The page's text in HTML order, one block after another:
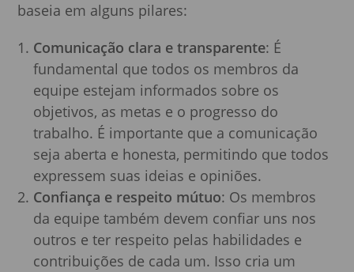
baseia em alguns pilares:
Comunicação clara e transparente: É
fundamental que todos os membros da
equipe estejam informados sobre os
objetivos, as metas e o progresso do
trabalho. É importante que a comunicação
seja aberta e honesta, permitindo que todos
expressem suas ideias e opiniões.
Confiança e respeito mútuo: Os membros
da equipe também devem confiar uns nos
outros e ter respeito pelas habilidades e
contribuições de cada um. Isso cria um